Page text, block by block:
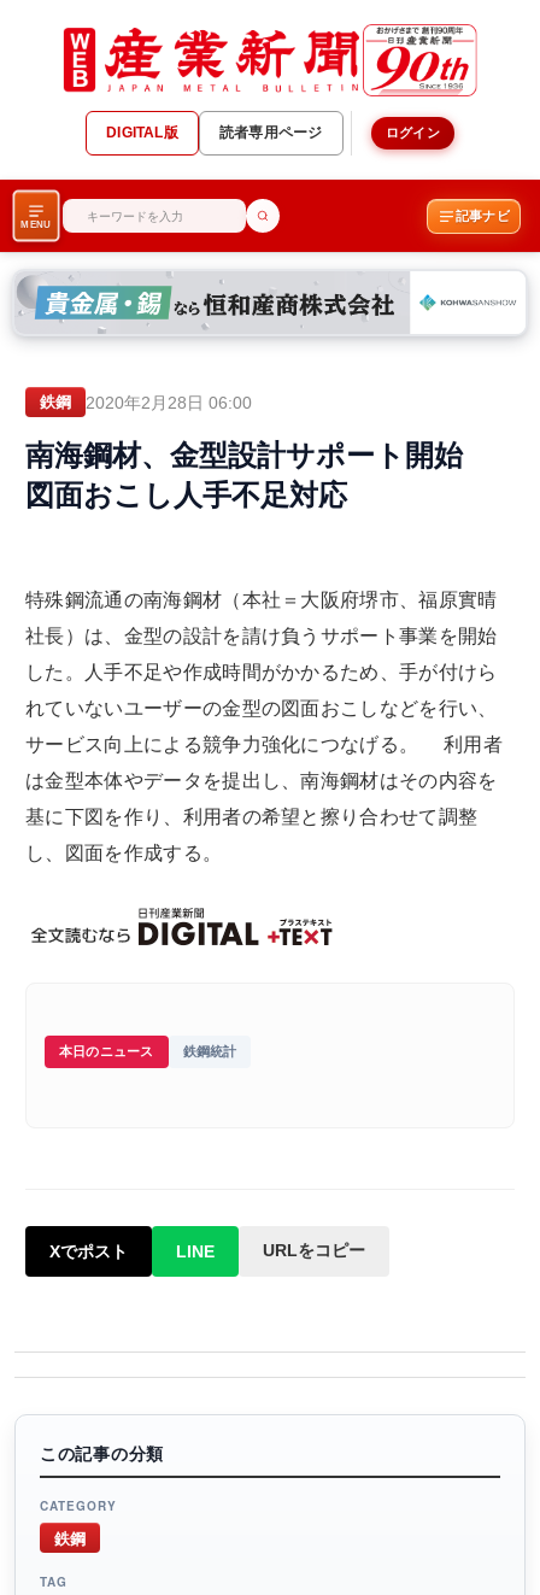
DIGITAL版 読者専用ページ ログイン
MENU
記事ナビ
鉄鋼 2020年2月28日 06:00
南海鋼材、金型設計サポート開始
図面おこし人手不足対応
特殊鋼流通の南海鋼材（本社＝大阪府堺市、福原實晴
社長）は、金型の設計を請け負うサポート事業を開始
した。人手不足や作成時間がかかるため、手が付けら
れていないユーザーの金型の図面おこしなどを行い、
サービス向上による競争力強化につなげる。 利用者
は金型本体やデータを提出し、南海鋼材はその内容を
基に下図を作り、利用者の希望と擦り合わせて調整
し、図面を作成する。
本日のニュース 鉄鋼統計
Xでポスト LINE URLをコピー
この記事の分類
CATEGORY
鉄鋼
TAG